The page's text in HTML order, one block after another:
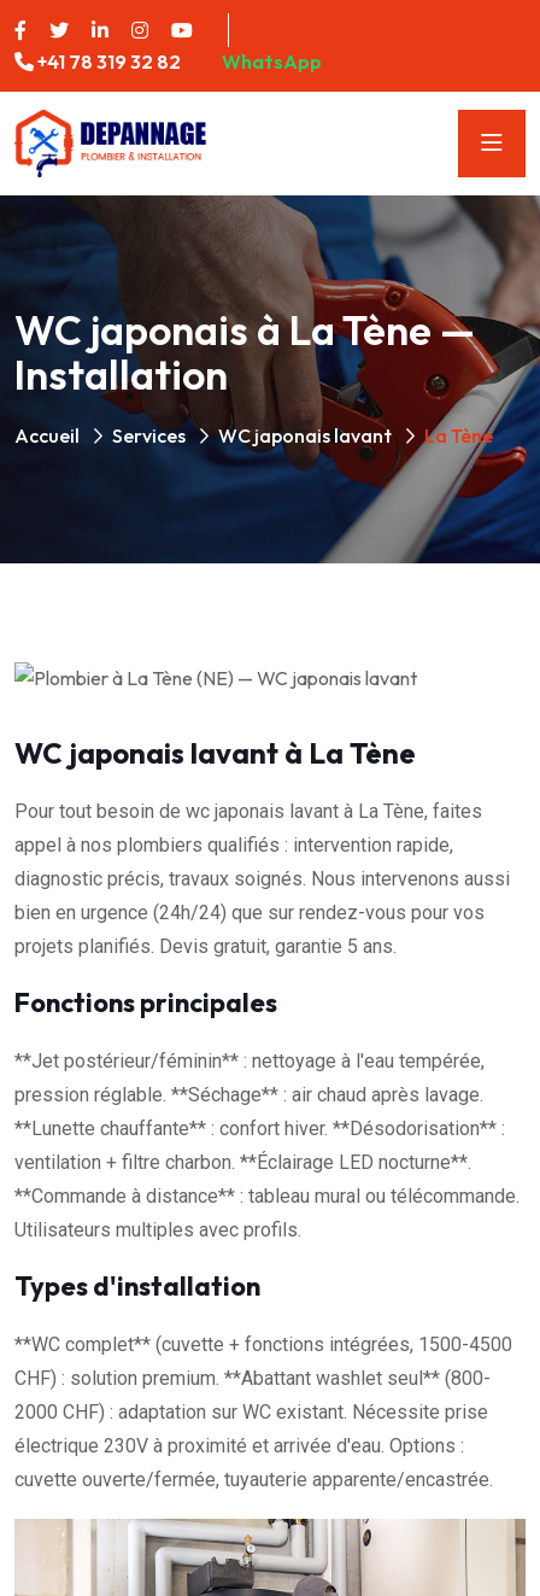
+41 78 319 32 82 WhatsApp
WC japonais à La Tène —
Installation
Accueil Services WC japonais lavant La Tène
WC japonais lavant à La Tène
Pour tout besoin de wc japonais lavant à La Tène, faites
appel à nos plombiers qualifiés : intervention rapide,
diagnostic précis, travaux soignés. Nous intervenons aussi
bien en urgence (24h/24) que sur rendez-vous pour vos
projets planifiés. Devis gratuit, garantie 5 ans.
Fonctions principales
**Jet postérieur/féminin** : nettoyage à l'eau tempérée,
pression réglable. **Séchage** : air chaud après lavage.
**Lunette chauffante** : confort hiver. **Désodorisation** :
ventilation + filtre charbon. **Éclairage LED nocturne**.
**Commande à distance** : tableau mural ou télécommande.
Utilisateurs multiples avec profils.
Types d'installation
**WC complet** (cuvette + fonctions intégrées, 1500-4500
CHF) : solution premium. **Abattant washlet seul** (800-
2000 CHF) : adaptation sur WC existant. Nécessite prise
électrique 230V à proximité et arrivée d'eau. Options :
cuvette ouverte/fermée, tuyauterie apparente/encastrée.